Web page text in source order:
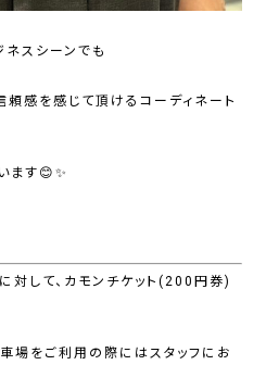
スシーンでも
感を感じて頂けるコーディネート
ます😊✨
して、カモンチケット(200円券)
場をご利用の際にはスタッフにお